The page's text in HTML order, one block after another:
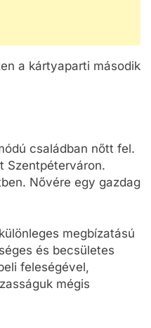
a kártyaparti második
családban nőtt fel.
Szentpéterváron.
Nővére egy gazdag
megbízatású
és becsületes
feleségével,
mégis